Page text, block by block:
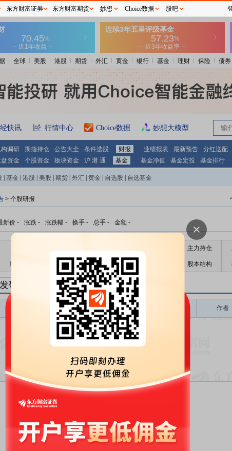
全球 美股 港股 期货 外汇 黄金 银行 基金 理财 保险 债券
快讯 行情中心 Choice数据 妙想大模型
调研 期指持仓 公告大全 条件选股 财报 业绩报表 最新预告 分红送配
盘资金 个股资金 板块资金 沪 港 通 基金 基金净值 基金定投 基金排行
基金 港股 美股 期货 外汇 黄金 自选股 自选基金
> 个股研报
新价 - 涨跌 - 涨跌幅 - 换手 - 总手 - 金额 -
主力持仓
融资融券 高管持股 股东大会 股本结构
研报 软件开发盈利预测
东财
评级
作者
东方财富证券 东方财富期货 妙想 Choice数据 股吧